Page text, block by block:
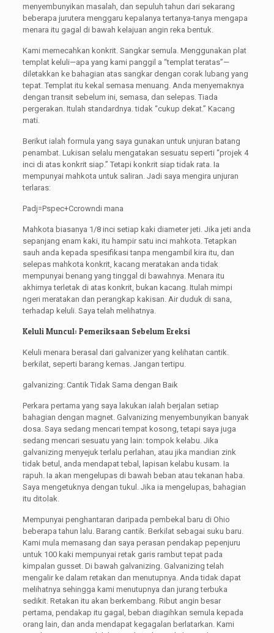
menyembunyikan masalah, dan sepuluh tahun dari sekarang
beberapa jurutera menggaru kepalanya tertanya-tanya mengapa
menara itu gagal di bawah kelajuan angin reka bentuk.
Kami memecahkan konkrit. Sangkar semula. Menggunakan plat
templat keluli—apa yang kami panggil a “templat teratas”—
diletakkan ke bahagian atas sangkar dengan corak lubang yang
tepat. Templat itu kekal semasa menuang. Anda menyemaknya
dengan transit sebelum ini, semasa, dan selepas. Tiada
pergerakan. Itulah standardnya. tidak “cukup dekat.” Kacang
mati.
Berikut ialah formula yang saya gunakan untuk unjuran batang
penambat. Lukisan selalu mengatakan sesuatu seperti “projek 4
inci di atas konkrit siap.” Tetapi konkrit siap tidak rata. Ia
mempunyai mahkota untuk saliran. Jadi saya mengira unjuran
terlaras:
Padj=Pspec+Ccrowndi mana
Mahkota biasanya 1/8 inci setiap kaki diameter jeti. Jika jeti anda
sepanjang enam kaki, itu hampir satu inci mahkota. Tetapkan
sauh anda kepada spesifikasi tanpa mengambil kira itu, dan
selepas mahkota konkrit, kacang meratakan anda tidak
mempunyai benang yang tinggal di bawahnya. Menara itu
akhirnya terletak di atas konkrit, bukan kacang. Itulah mimpi
ngeri meratakan dan perangkap kakisan. Air duduk di sana,
terhadap keluli. Saya telah melihatnya.
Keluli Muncul: Pemeriksaan Sebelum Ereksi
Keluli menara berasal dari galvanizer yang kelihatan cantik.
berkilat, seperti barang kemas. Jangan tertipu.
galvanizing: Cantik Tidak Sama dengan Baik
Perkara pertama yang saya lakukan ialah berjalan setiap
bahagian dengan magnet. Galvanizing menyembunyikan banyak
dosa. Saya sedang mencari tempat kosong, tetapi saya juga
sedang mencari sesuatu yang lain: tompok kelabu. Jika
galvanizing menyejuk terlalu perlahan, atau jika mandian zink
tidak betul, anda mendapat tebal, lapisan kelabu kusam. Ia
rapuh. Ia akan mengelupas di bawah beban atau tekanan haba.
Saya mengetuknya dengan tukul. Jika ia mengelupas, bahagian
itu ditolak.
Mempunyai penghantaran daripada pembekal baru di Ohio
beberapa tahun lalu. Barang cantik. Berkilat sebagai suku baru.
Kami mula memasang dan saya perasan pendakap pepenjuru
untuk 100 kaki mempunyai retak garis rambut tepat pada
kimpalan gusset. Di bawah galvanizing. Galvanizing telah
mengalir ke dalam retakan dan menutupnya. Anda tidak dapat
melihatnya sehingga kami menutupnya dan jurang terbuka
sedikit. Retakan itu akan berkembang. Ribut angin besar
pertama, pendakap itu gagal, beban diagihkan semula kepada
orang lain, dan anda mendapat kegagalan berlatarkan. Kami